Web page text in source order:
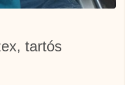
tartós